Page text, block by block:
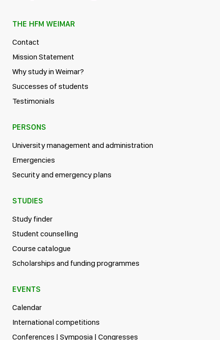
THE HFM WEIMAR
Contact
Mission Statement
Why study in Weimar?
Successes of students
Testimonials
PERSONS
University management and administration
Emergencies
Security and emergency plans
STUDIES
Study finder
Student counselling
Course catalogue
Scholarships and funding programmes
EVENTS
Calendar
International competitions
Conferences | Symposia | Congresses